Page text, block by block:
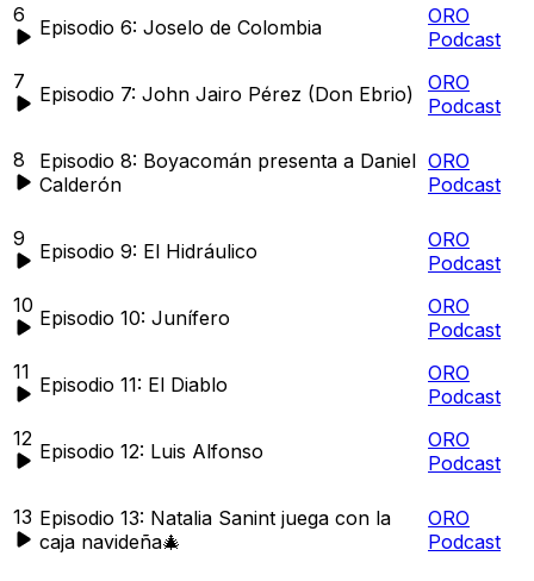
6
Episodio 6: Joselo de Colombia
ORO
Podcast
7
Episodio 7: John Jairo Pérez (Don Ebrio)
ORO
Podcast
8
Episodio 8: Boyacomán presenta a Daniel
Calderón
ORO
Podcast
9
Episodio 9: El Hidráulico
ORO
Podcast
10
Episodio 10: Junífero
ORO
Podcast
11
Episodio 11: El Diablo
ORO
Podcast
12
Episodio 12: Luis Alfonso
ORO
Podcast
13 Episodio 13: Natalia Sanint juega con la
caja navideña🎄
ORO
Podcast